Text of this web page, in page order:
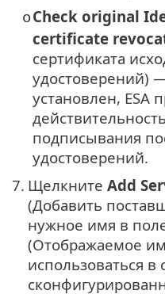
oCheck original
certificate
сертификата
удостоверений)
установлен, ESA
подписывания
удостоверений.
7. Щелкните Add
(Добавить
нужное имя в
(Отображаемое
использоваться в